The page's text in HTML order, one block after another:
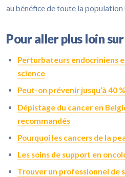
au bénéfice de toute la population
Pour aller plus loin
Perturbateurs endocriniens
science
Peut-on prévenir jusqu’à 40
Dépistage du cancer en
recommandés
Pourquoi les cancers de la
Les soins de support en
Trouver un professionnel de